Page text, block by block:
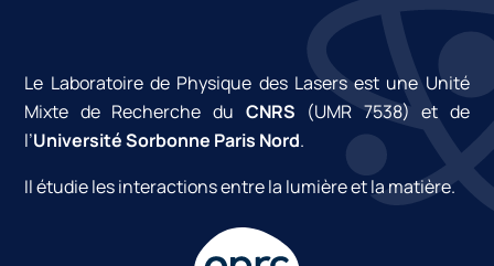
Le Laboratoire de Physique des Lasers est une Unité
Mixte de Recherche du CNRS (UMR 7538) et de
l’Université Sorbonne Paris Nord.
Il étudie les interactions entre la lumière et la matière.